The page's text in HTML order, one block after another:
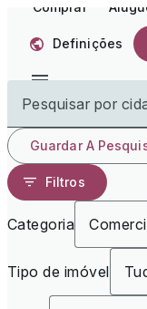
Comprar
Definições
Pesquisar por
Guardar A
Filtros
Categoria
Tipo de imóvel